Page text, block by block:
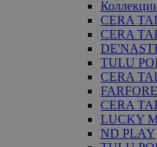
CERA
CERA
TULU
CERA
CERA
LUCKY
ND PLAY